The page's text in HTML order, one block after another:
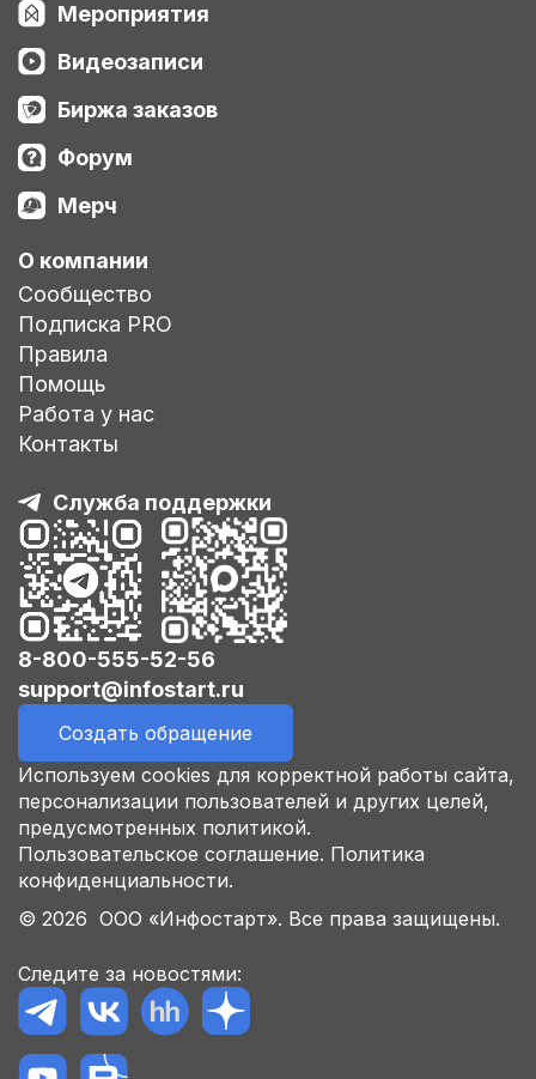
Мероприятия
Видеозаписи
Биржа заказов
Форум
Мерч
О компании
Сообщество
Подписка PRO
Правила
Помощь
Работа у нас
Контакты
Служба поддержки
8-800-555-52-56
support@infostart.ru
Создать обращение
Используем cookies для корректной работы сайта,
персонализации пользователей и других целей,
предусмотренных политикой.
Пользовательское соглашение. Политика
конфиденциальности.
© 2026 ООО «Инфостарт». Все права защищены.
Следите за новостями: